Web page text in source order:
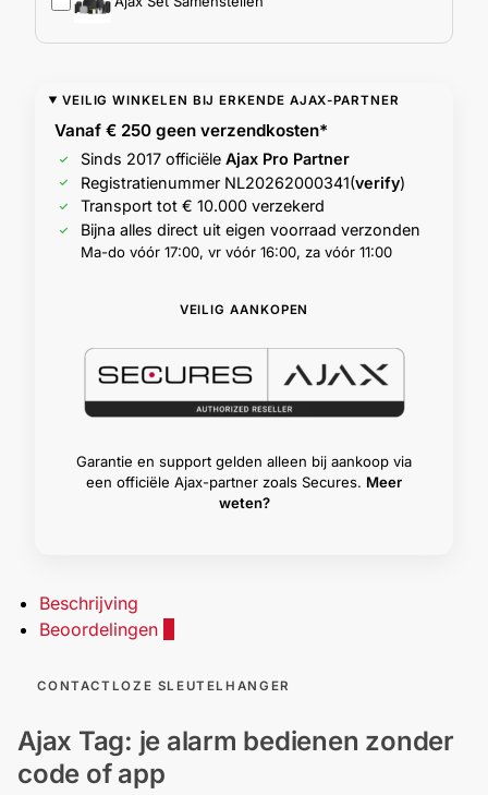
VEILIG WINKELEN BIJ ERKENDE AJAX-PARTNER
Vanaf € 250 geen verzendkosten*
Sinds 2017 officiëleAjax Pro Partner
Registratienummer NL20262000341(verify)
Transport tot € 10.000 verzekerd
Bijna alles direct uit eigen voorraad verzonden
Ma-do vóór 17:00, vr vóór 16:00, za vóór 11:00
VEILIG AANKOPEN
Garantie en support gelden alleen bij aankoop via
een officiële Ajax-partner zoals Secures. Meer
weten?
Beschrijving
Beoordelingen
CONTACTLOZE SLEUTELHANGER
Ajax Tag: je alarm bedienen zonder
code of app